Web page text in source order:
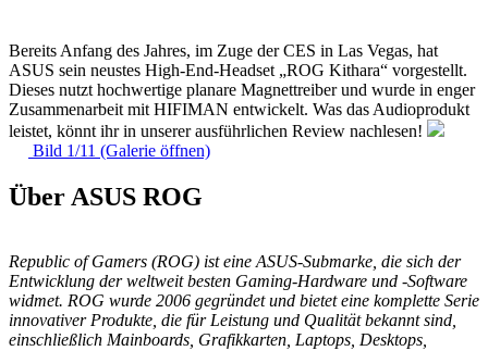
Bereits Anfang des Jahres, im Zuge der CES in Las Vegas, hat
ASUS sein neustes High-End-Headset „ROG Kithara“ vorgestellt.
Dieses nutzt hochwertige planare Magnettreiber und wurde in enger
Zusammenarbeit mit HIFIMAN entwickelt. Was das Audioprodukt
leistet, könnt ihr in unserer ausführlichen Review nachlesen!
Bild 1/11 (Galerie öffnen)
Über ASUS ROG
Republic of Gamers (ROG) ist eine ASUS-Submarke, die sich der
Entwicklung der weltweit besten Gaming-Hardware und -Software
widmet. ROG wurde 2006 gegründet und bietet eine komplette Serie
innovativer Produkte, die für Leistung und Qualität bekannt sind,
einschließlich Mainboards, Grafikkarten, Laptops, Desktops,